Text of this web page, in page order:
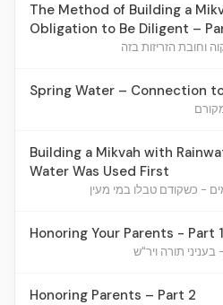
The Method of Building a
Obligation to Be Diligent –
Spring Water – Connection
Building a Mikvah with
Water Was Used First
Honoring Your Parents - Part 1
Honoring Parents – Part 2